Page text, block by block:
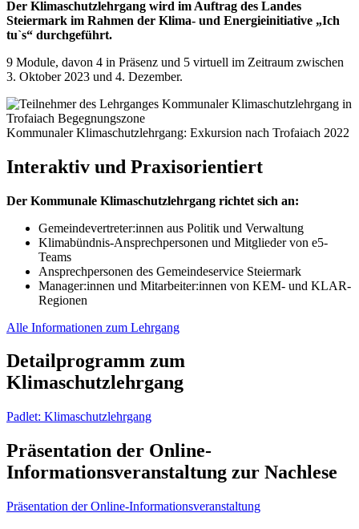
Der Klimaschutzlehrgang wird im Auftrag des Landes
Steiermark im Rahmen der Klima- und Energieinitiative „Ich
tu`s“ durchgeführt.
9 Module, davon 4 in Präsenz und 5 virtuell im Zeitraum zwischen
3. Oktober 2023 und 4. Dezember.
Kommunaler Klimaschutzlehrgang: Exkursion nach Trofaiach 2022
Interaktiv und Praxisorientiert
Der Kommunale Klimaschutzlehrgang richtet sich an:
Gemeindevertreter:innen aus Politik und Verwaltung
Klimabündnis-Ansprechpersonen und Mitglieder von e5-
Teams
Ansprechpersonen des Gemeindeservice Steiermark
Manager:innen und Mitarbeiter:innen von KEM- und KLAR-
Regionen
Alle Informationen zum Lehrgang
Detailprogramm zum
Klimaschutzlehrgang
Padlet: Klimaschutzlehrgang
Präsentation der Online-
Informationsveranstaltung zur Nachlese
Präsentation der Online-Informationsveranstaltung